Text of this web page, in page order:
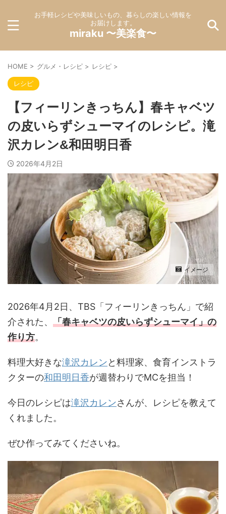
お手軽レシピや美味しいもの、暮らしの楽しい情報を
お届けします。
miraku 〜美楽食〜
HOME > グルメ・レシピ > レシピ >
レシピ
【フィーリンきっちん】春キャベツ
の皮いらずシューマイのレシピ。滝
沢カレン&和田明日香
2026年4月2日
イメージ
2026年4月2日、TBS「フィーリンきっちん」で紹
介された、 「春キャベツの皮いらずシューマイ」の
作り方。
料理大好きな滝沢カレンと料理家、食育インストラ
クターの和田明日香が週替わりでMCを担当！
今日のレシピは滝沢カレンさんが、レシピを教えて
くれました。
ぜひ作ってみてくださいね。